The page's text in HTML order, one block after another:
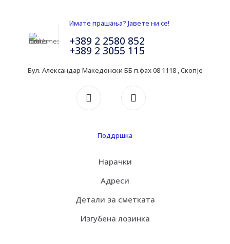
Имате прашања? Јавете ни се!
+389 2 2580 852
+389 2 3055 115
Бул. Александар Македонски ББ п.фах 08 1118 , Скопје
Поддршка
Нарачки
Адреси
Детали за сметката
Изгубена лозинка